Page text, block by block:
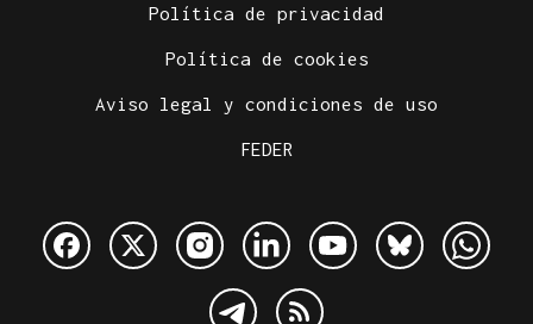
Política de privacidad
Política de cookies
Aviso legal y condiciones de uso
FEDER